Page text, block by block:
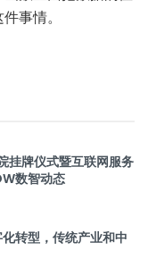
事情。
挂牌仪式暨互联网服务
数智动态
转型，传统产业和中